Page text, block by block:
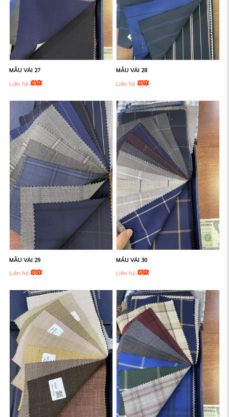
MẪU VẢI 27
Liên hệ
MẪU VẢI 28
Liên hệ
MẪU VẢI 29
Liên hệ
MẨU VẢI 30
Liên hệ